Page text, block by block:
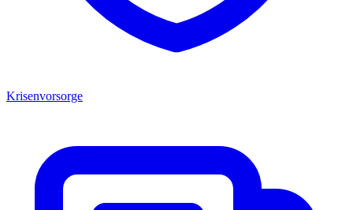
Krisenvorsorge